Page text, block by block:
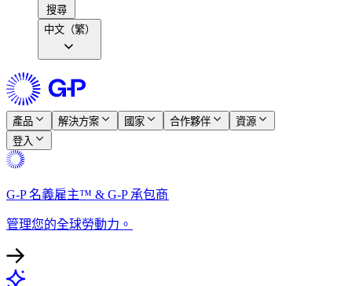
搜尋​​
中文（繁）
產品​​ 解決方案​​ 國家​​ 合作夥伴​​
資源​​
登入​​
G-P 名義雇主™ & G-P 承包商​​
管理您的全球勞動力。​​